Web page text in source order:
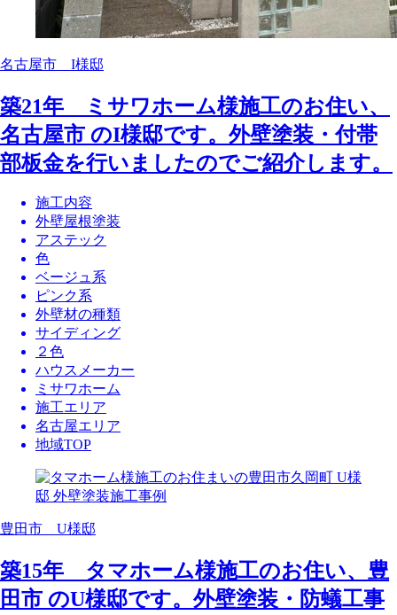
名古屋市 I様邸
築21年 ミサワホーム様施工のお住い、
名古屋市 のI様邸です。外壁塗装・付帯
部板金を行いましたのでご紹介します。
施工内容
外壁屋根塗装
アステック
色
ベージュ系
ピンク系
外壁材の種類
サイディング
２色
ハウスメーカー
ミサワホーム
施工エリア
名古屋エリア
地域TOP
豊田市 U様邸
築15年 タマホーム様施工のお住い、豊
田市 のU様邸です。外壁塗装・防蟻工事